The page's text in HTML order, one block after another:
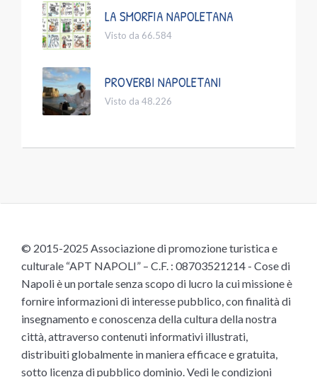
LA SMORFIA NAPOLETANA
Visto da 66.584
PROVERBI NAPOLETANI
Visto da 48.226
© 2015-2025 Associazione di promozione turistica e
culturale “APT NAPOLI” – C.F. : 08703521214 - Cose di
Napoli è un portale senza scopo di lucro la cui missione è
fornire informazioni di interesse pubblico, con finalità di
insegnamento e conoscenza della cultura della nostra
città, attraverso contenuti informativi illustrati,
distribuiti globalmente in maniera efficace e gratuita,
sotto licenza di pubblico dominio. Vedi le condizioni